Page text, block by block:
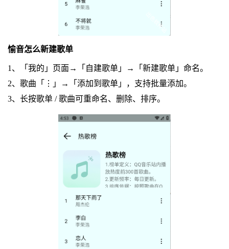
愉音怎么新建歌单
1、「我的」页面→「自建歌单」→「新建歌单」命名。
2、歌曲「⋮」→「添加到歌单」，支持批量添加。
3、长按歌单 / 歌曲可重命名、删除、排序。